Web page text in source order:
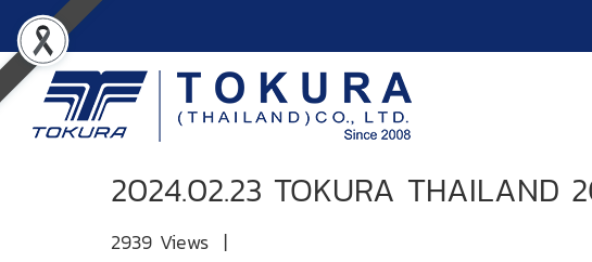
2024.02.23 TOKURA THAILAND
2939 Views |